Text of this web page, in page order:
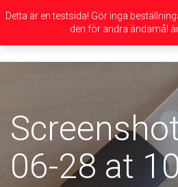
navigation
06-28 at
Detta är en testsida! Gör inga
den för andra ändamål